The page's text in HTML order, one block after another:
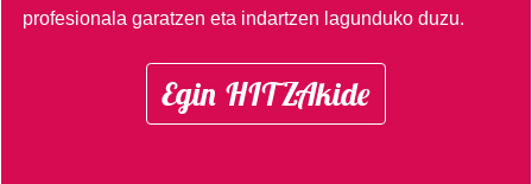
profesionala garatzen eta indartzen lagunduko duzu.
Egin HITZAkide